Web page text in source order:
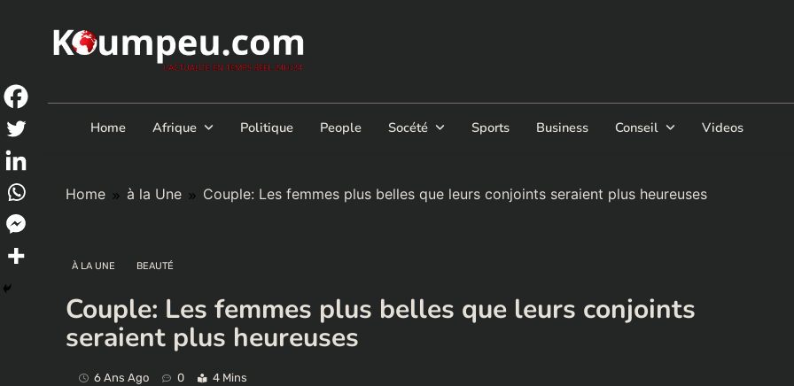
Home Afrique Politique People Socété Sports Business Conseil Videos
Home à la Une Couple: Les femmes plus belles que leurs conjoints seraient plus heureuses
À LA UNE BEAUTÉ
Couple: Les femmes plus belles que leurs conjoints
seraient plus heureuses
6 Ans Ago 0 4 Mins